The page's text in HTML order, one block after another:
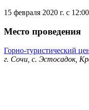
15 февраля 2020 г. с
Место проведения
Горно-туристический
г. Сочи, с. Эстосадок,